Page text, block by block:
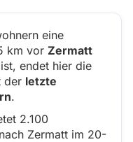
eine
km vor Zermatt
endet hier die
der letzte
.
2.100
Zermatt im 20-